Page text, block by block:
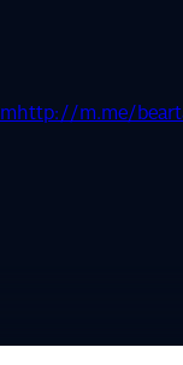
http://m.me/